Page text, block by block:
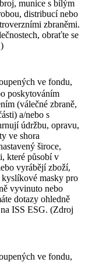
munice s bílým
distribucí nebo
zbraněmi.
obraťte se
ve fondu,
poskytováním
(válečné zbraně,
a/nebo s
údržbu, opravu,
ve shora
široce,
které působí v
vyrábějí zboží,
masky pro
vyvinuto nebo
dotazy ohledně
ISS ESG. (Zdroj
ve fondu,